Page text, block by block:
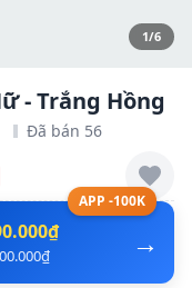
1/6
- Trắng Hồng
Đã bán 56
APP -100K
→